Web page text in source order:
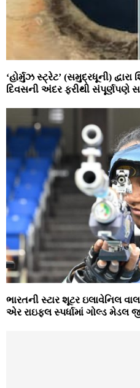
‘હોર્મુઝ સ્ટ્રેટ’ (સમુદ્રધૂની)
દિવસની અંદર ફરીથી સંપૂર્ણપણે
ભારતની સ્ટાર શૂટર ઇલાવેનિલ
એર રાઇફલ સ્પર્ધામાં ગોલ્ડ મેડલ